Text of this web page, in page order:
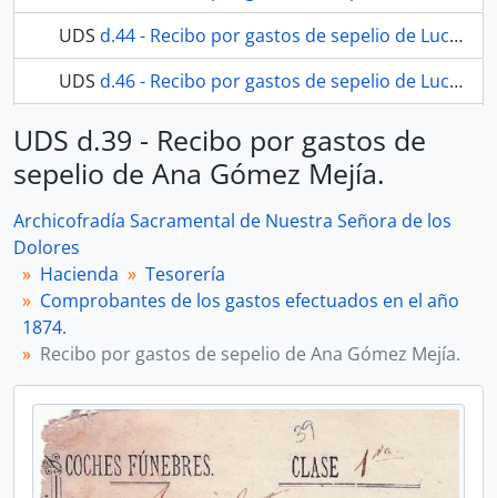
UDS d.44 - Recibo por gastos de sepelio de Lucia Pinazo García.
UDS d.46 - Recibo por gastos de sepelio de Lucia Pinazo García.
33 más...
UDS d.39 - Recibo por gastos de
sepelio de Ana Gómez Mejía.
Archicofradía Sacramental de Nuestra Señora de los
Dolores
Hacienda
Tesorería
Comprobantes de los gastos efectuados en el año
1874.
Recibo por gastos de sepelio de Ana Gómez Mejía.